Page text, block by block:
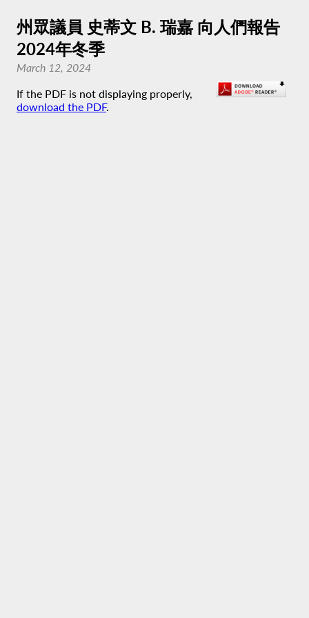
州眾議員 史蒂文 B. 瑞嘉 向人們報告
2024年冬季
March 12, 2024
If the PDF is not displaying properly,
download the PDF.